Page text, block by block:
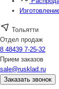
Тольятти
Отдел продаж
8 48439 7-25-32
Прием заказов
sale@rusklad.ru
Заказать звонок